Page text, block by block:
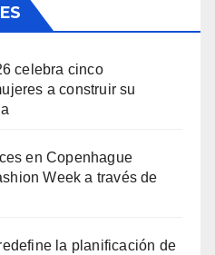
celebra cinco
a construir su
en Copenhague
Week a través de
la planificación de